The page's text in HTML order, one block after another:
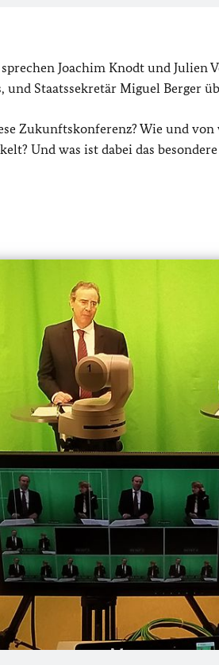
Joachim Knodt und
und Staatssekretär Miguel Berger
Zukunftskonferenz? Wie und
Und was ist dabei das